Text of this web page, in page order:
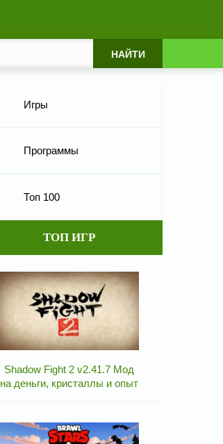
Игры
Программы
Топ 100
ТОП ИГР
Shadow Fight 2 v2.41.7 Мод
на деньги, кристаллы и опыт